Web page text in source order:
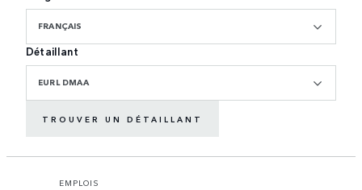
FRANÇAIS
Détaillant
EURL DMAA
TROUVER UN DÉTAILLANT
EMPLOIS